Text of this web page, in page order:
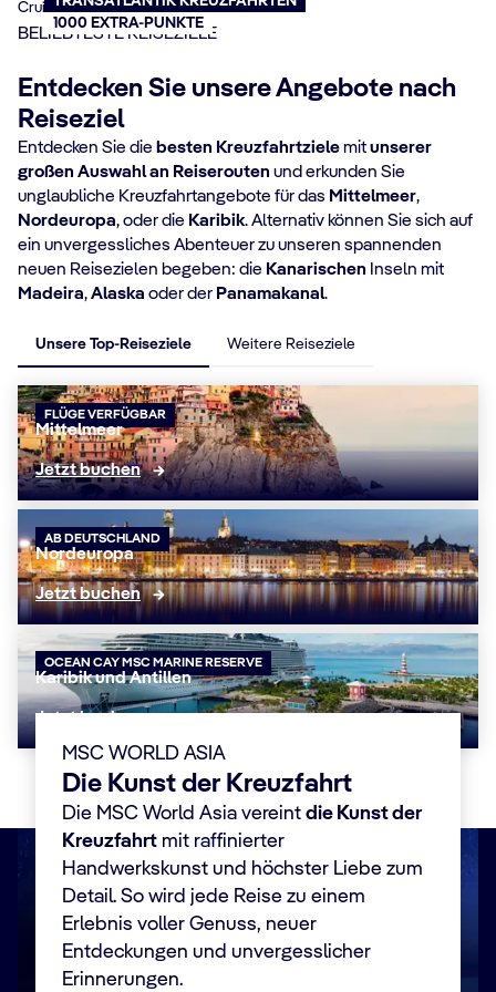
1000 EXTRA-PUNKTE
BELIEBTESTE REISEZIELE
Entdecken Sie unsere Angebote nach
Reiseziel
Entdecken Sie die besten Kreuzfahrtzielemitunserer
großen Auswahl an Reiserouten und erkunden Sie
unglaubliche Kreuzfahrtangebote für das Mittelmeer,
Nordeuropa, oder die Karibik. Alternativ können Sie sich auf
ein unvergessliches Abenteuer zu unseren spannenden
neuen Reisezielen begeben: die Kanarischen Inseln mit
Madeira,Alaska oder der Panamakanal.
Unsere Top-Reiseziele Weitere Reiseziele
FLÜGE VERFÜGBAR
Mittelmeer
Jetzt buchen
AB DEUTSCHLAND
Nordeuropa
Jetzt buchen
OCEAN CAY MSC MARINE RESERVE
Karibik und Antillen
Jetzt buchen
MSC WORLD ASIA
Die Kunst der Kreuzfahrt
Die MSC World Asia vereint die Kunst der
Kreuzfahrt mit raffinierter
Handwerkskunst und höchster Liebe zum
Detail. So wird jede Reise zu einem
Erlebnis voller Genuss, neuer
Entdeckungen und unvergesslicher
Erinnerungen.